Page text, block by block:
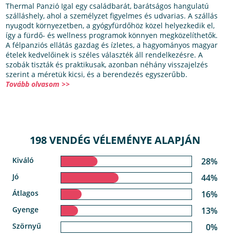
Thermal Panzió Igal egy családbarát, barátságos hangulatú
szálláshely, ahol a személyzet figyelmes és udvarias. A szállás
nyugodt környezetben, a gyógyfürdőhöz közel helyezkedik el,
így a fürdő- és wellness programok könnyen megközelíthetők.
A félpanziós ellátás gazdag és ízletes, a hagyományos magyar
ételek kedvelőinek is széles választék áll rendelkezésre. A
szobák tiszták és praktikusak, azonban néhány visszajelzés
szerint a méretük kicsi, és a berendezés egyszerűbb.
Tovább olvasom >>
198 VENDÉG VÉLEMÉNYE ALAPJÁN
Kiváló 28%
Jó 44%
Átlagos 16%
Gyenge 13%
Szörnyű 0%